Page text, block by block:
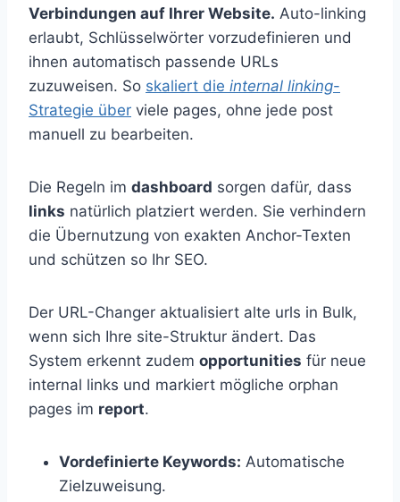
Verbindungen auf Ihrer Website. Auto-linking
erlaubt, Schlüsselwörter vorzudefinieren und
ihnen automatisch passende URLs
zuzuweisen. So skaliert die internal linking-
Strategie über viele pages, ohne jede post
manuell zu bearbeiten.
Die Regeln im dashboard sorgen dafür, dass
links natürlich platziert werden. Sie verhindern
die Übernutzung von exakten Anchor-Texten
und schützen so Ihr SEO.
Der URL-Changer aktualisiert alte urls in Bulk,
wenn sich Ihre site-Struktur ändert. Das
System erkennt zudem opportunities für neue
internal links und markiert mögliche orphan
pages im report.
Vordefinierte Keywords: Automatische
Zielzuweisung.